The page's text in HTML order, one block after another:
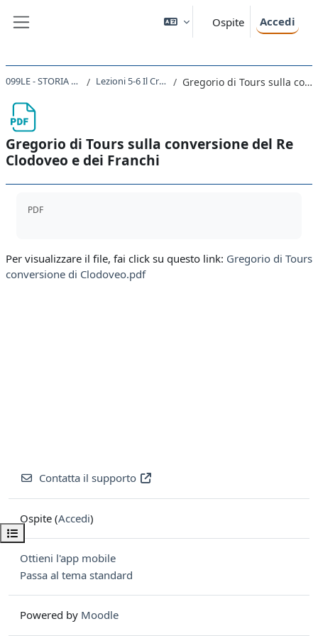
Ospite Accedi
Apri indice del corso
099LE - STORIA DEL CRISTIANESIMO 2021 Lezioni 5-6 Il Cristianesimo nel V-VI secolo. Gregorio di Tours sulla conversione del Re Clodoveo e dei Franchi
Gregorio di Tours sulla conversione del Re
Clodoveo e dei Franchi
PDF
Per visualizzare il file, fai click su questo link: Gregorio di Tours
conversione di Clodoveo.pdf
Contatta il supporto
Ospite (Accedi)
Ottieni l'app mobile
Passa al tema standard
Powered by Moodle